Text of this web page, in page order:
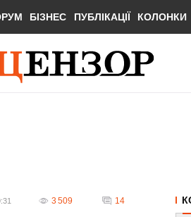
БІЗНЕС ПУБЛІКАЦІЇ КОЛОНКИ
3 509 14